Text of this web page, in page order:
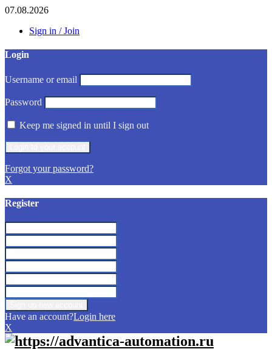
07.08.2026
Sign in / Join
Login
Username or email
Password
Keep me signed in until I sign out
Forgot your password?
X
Register
Have an account?Login here
X